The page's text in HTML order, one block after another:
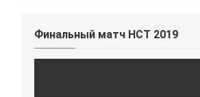
Финальный матч HCT 2019